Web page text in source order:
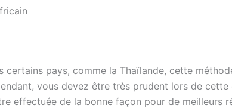
pays, comme la Thaïlande, cette
vous devez être très prudent lors de cette
effectuée de la bonne façon pour de meilleurs